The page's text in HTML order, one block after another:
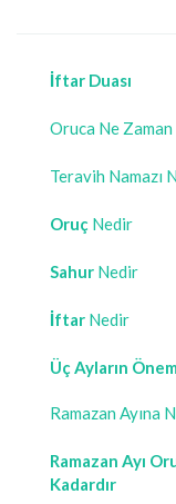
İftar Duası
Oruca Ne
Teravih Namazı
Oruç Nedir
Sahur Nedir
İftar Nedir
Üç Ayların
Ramazan Ayına
Ramazan Ayı
Kadardır